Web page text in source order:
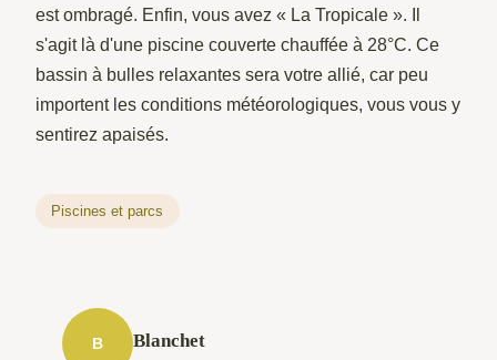
est ombragé. Enfin, vous avez « La Tropicale ». Il
s'agit là d'une piscine couverte chauffée à 28°C. Ce
bassin à bulles relaxantes sera votre allié, car peu
importent les conditions météorologiques, vous vous y
sentirez apaisés.
Piscines et parcs
B Blanchet